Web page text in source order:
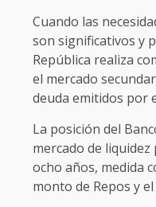
Cuando las
son significativos y
República realiza
el mercado
deuda emitidos por
La posición del
mercado de
ocho años, medida
monto de Repos y el